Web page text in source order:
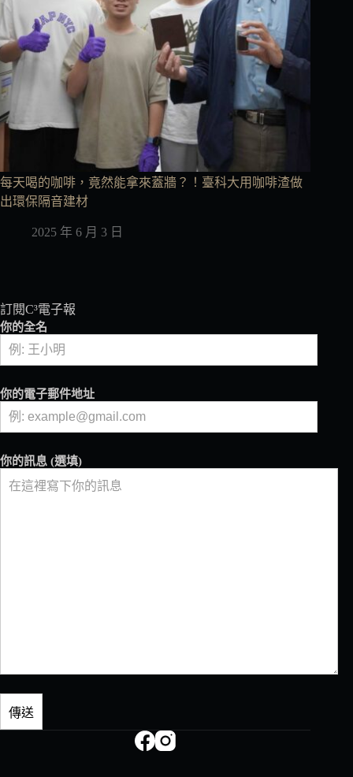
每天喝的咖啡，竟然能拿來蓋牆？！臺科大用咖啡渣做
出環保隔音建材
2025 年 6 月 3 日
訂閱C³電子報
你的全名
你的電子郵件地址
你的訊息 (選填)